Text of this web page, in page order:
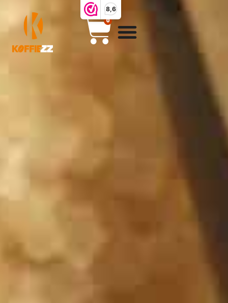
8,6
0